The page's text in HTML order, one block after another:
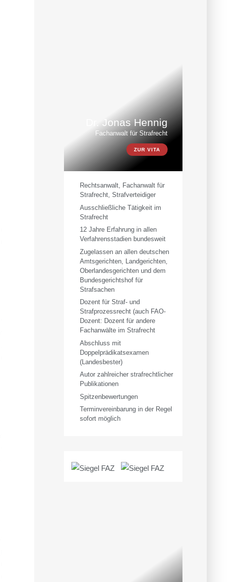
Dr. Jonas Hennig
Fachanwalt für Strafrecht
ZUR VITA
Rechtsanwalt, Fachanwalt für
Strafrecht, Strafverteidiger
Ausschließliche Tätigkeit im
Strafrecht
12 Jahre Erfahrung in allen
Verfahrensstadien bundesweit
Zugelassen an allen deutschen
Amtsgerichten, Landgerichten,
Oberlandesgerichten und dem
Bundesgerichtshof für
Strafsachen
Dozent für Straf- und
Strafprozessrecht (auch FAO-
Dozent: Dozent für andere
Fachanwälte im Strafrecht
Abschluss mit
Doppelprädikatsexamen
(Landesbester)
Autor zahlreicher strafrechtlicher
Publikationen
Spitzenbewertungen
Terminvereinbarung in der Regel
sofort möglich